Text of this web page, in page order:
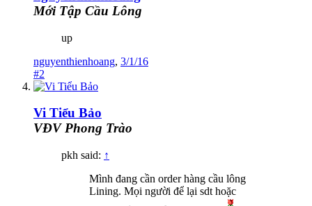
Mới Tập Cầu Lông
up
nguyenthienhoang, 3/1/16
#2
Vi Tiểu Bảo
VĐV Phong Trào
pkh said: ↑
Mình đang cần order hàng cầu lông
Lining. Mọi người để lại sdt hoặc